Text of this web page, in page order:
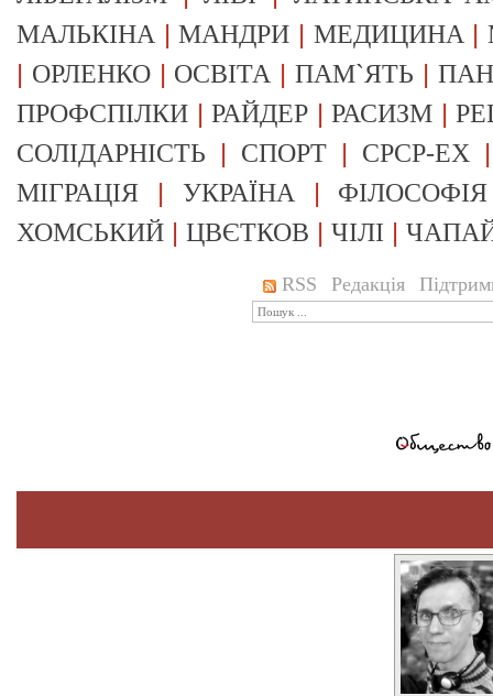
МАЛЬКІНА |МАНДРИ | МЕДИЦИНА |
| ОРЛЕНКО| ОСВІТА |ПАМ`ЯТЬ |
ПРОФСПІЛКИ |РАЙДЕР |РАСИЗМ |
СОЛІДАРНІСТЬ | СПОРТ | СРСР-EX
МІГРАЦІЯ | УКРАЇНА | ФІЛОСОФІЯ
ХОМСЬКИЙ | ЦВЄТКОВ | ЧІЛІ |
RSS Редакція